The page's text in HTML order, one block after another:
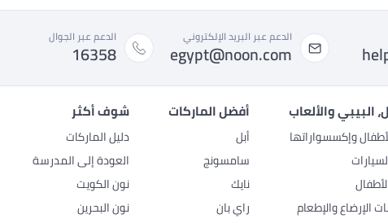
الدعم عبر البريد الإلكتروني
egypt@noon.com
الدعم عبر الجوال
16358
البيبي والألعاب
وإكسسواراتها
الإرضاع والإطعام
أفضل الماركات
أبل
سامسونج
نايك
راي بان
شوف أكثر
دليل الماركات
العودة إلى المدرسة
نون الكويت
نون البحرين